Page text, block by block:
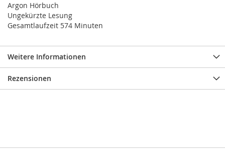
Argon Hörbuch
Ungekürzte Lesung
Gesamtlaufzeit 574 Minuten
Weitere Informationen
Rezensionen